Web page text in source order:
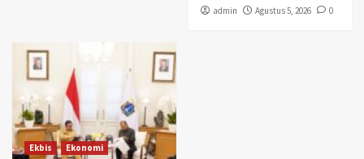
admin Agustus 5, 2026 0
Ekbis Ekonomi